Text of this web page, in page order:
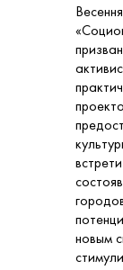
новым